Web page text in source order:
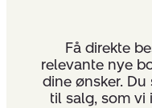
Få direkte
relevante nye
dine ønsker.
til salg, som vi